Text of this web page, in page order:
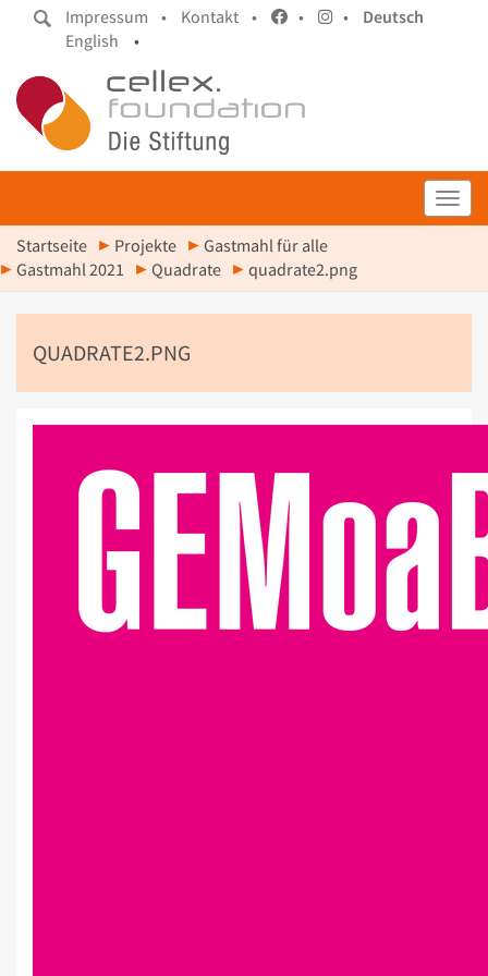
Impressum • Kontakt • • •
Deutsch
English
•
Startseite Projekte
Gastmahl für alle
Gastmahl 2021
Quadrate quadrate2.png
QUADRATE2.PNG